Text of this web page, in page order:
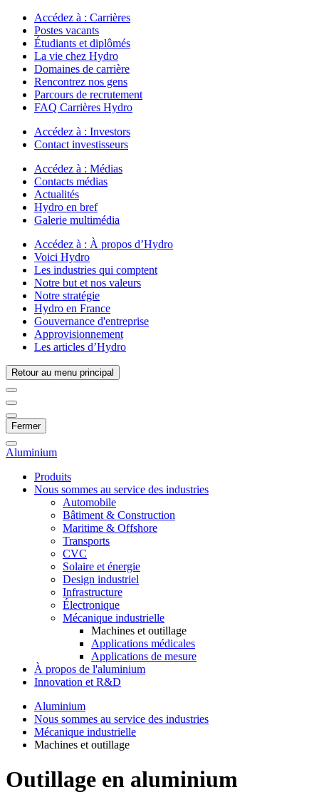
Accédez à : Carrières
Postes vacants
Étudiants et diplômés
La vie chez Hydro
Domaines de carrière
Rencontrez nos gens
Parcours de recrutement
FAQ Carrières Hydro
Accédez à : Investors
Contact investisseurs
Accédez à : Médias
Contacts médias
Actualités
Hydro en bref
Galerie multimédia
Accédez à : À propos d’Hydro
Voici Hydro
Les industries qui comptent
Notre but et nos valeurs
Notre stratégie
Hydro en France
Gouvernance d'entreprise
Approvisionnement
Les articles d’Hydro
Retour au menu principal
Fermer
Aluminium
Produits
Nous sommes au service des industries
Automobile
Bâtiment & Construction
Maritime & Offshore
Transports
CVC
Solaire et énergie
Design industriel
Infrastructure
Électronique
Mécanique industrielle
Machines et outillage
Applications médicales
Applications de mesure
À propos de l'aluminium
Innovation et R&D
Aluminium
Nous sommes au service des industries
Mécanique industrielle
Machines et outillage
Outillage en aluminium